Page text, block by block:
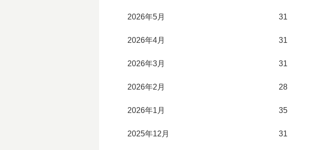
2026年5月 31
2026年4月 31
2026年3月 31
2026年2月 28
2026年1月 35
2025年12月 31